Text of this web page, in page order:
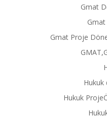
Gmat
Gmat Proje
Hukuk
Hukuk